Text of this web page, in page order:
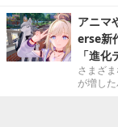
アニマ
erse新
「進
さまざ
が増し